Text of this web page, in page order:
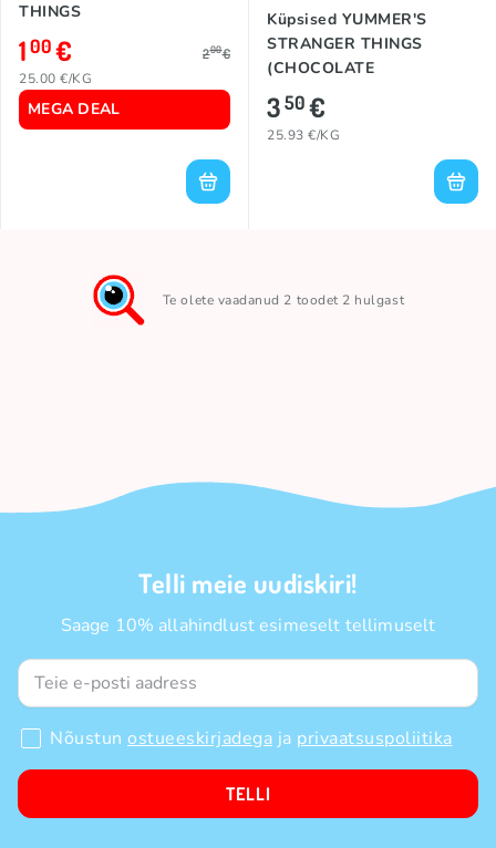
MEGA DEAL
THINGS
(RASPBERRY/PEANUT
CREAM), 40g
100€ 200€
25.00 €/KG
Küpsised YUMMER'S
STRANGER THINGS
(CHOCOLATE
STRAWBERRY), 135g
350€
25.93 €/KG
Te olete vaadanud 2 toodet 2 hulgast
Telli meie uudiskiri!
Saage 10% allahindlust esimeselt tellimuselt
Nõustun ostueeskirjadega ja privaatsuspoliitika
TELLI